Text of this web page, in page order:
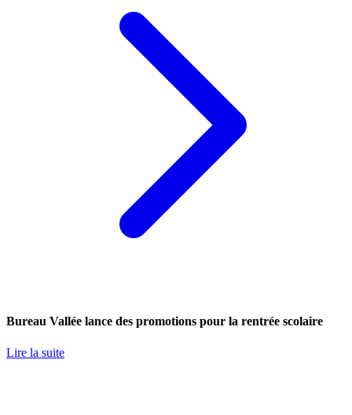
Bureau Vallée lance des promotions pour la rentrée scolaire
Lire la suite